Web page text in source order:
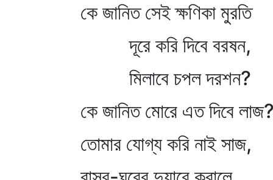
কে জানিত সেই ক্ষণিকা মুরতি
দূরে করি দিবে বরষন,
মিলাবে চপল দরশন?
কে জানিত মোরে এত দিবে লাজ?
তোমার যোগ্য করি নাই সাজ,